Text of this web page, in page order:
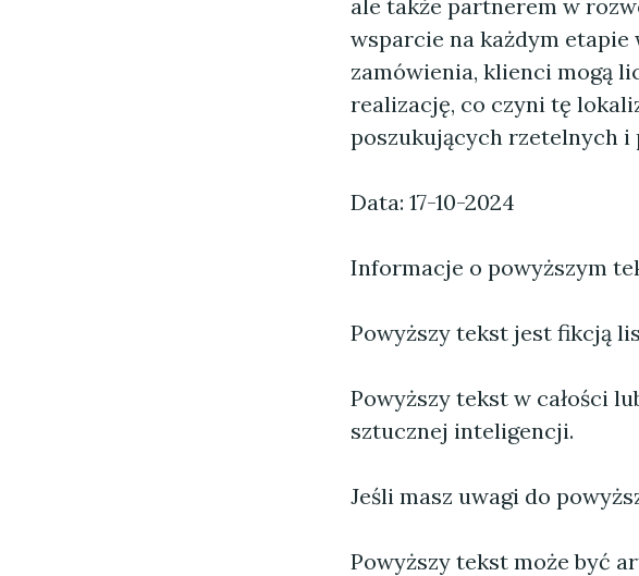
ale także partnerem w
wsparcie na każdym etapie
zamówienia, klienci mogą
realizację, co czyni tę
poszukujących rzetelnych i
Data: 17-10-2024
Informacje o powyższym
Powyższy tekst jest fikcją
Powyższy tekst w całości
sztucznej inteligencji.
Jeśli masz uwagi do
Powyższy tekst może być